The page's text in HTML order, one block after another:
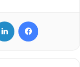
فيسبوك